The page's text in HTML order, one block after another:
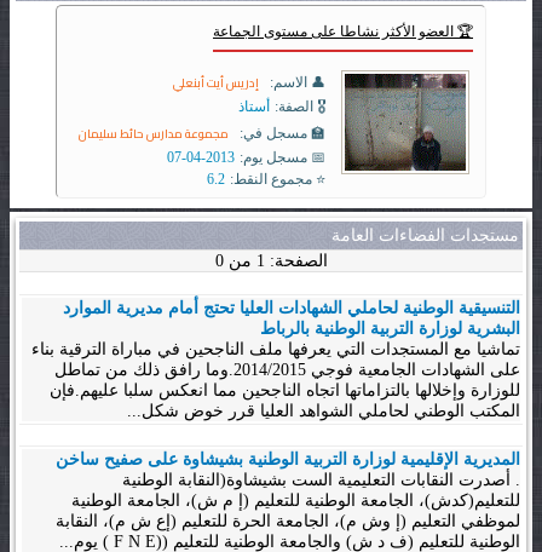
🏆 العضو الأكثر نشاطا على مستوى الجماعة
👤 الاسم: إدريس أيت أبنعلي
🎖️ الصفة: أستاذ
🏫 مسجل في:
مجموعة مدارس حائط سليمان
📅 مسجل يوم: 2013-04-07
⭐ مجموع النقط: 6.2
مستجدات الفضاءات العامة
الصفحة: 1 من 0
التنسيقية الوطنية لحاملي الشهادات العليا تحتج أمام مديرية الموارد
البشرية لوزارة التربية الوطنية بالرباط
تماشيا مع المستجدات التي يعرفها ملف الناجحين في مباراة الترقية بناء
على الشهادات الجامعية فوجي 2014/2015.وما رافق ذلك من تماطل
للوزارة وإخلالها بالتزاماتها اتجاه الناجحين مما انعكس سلبا عليهم.فإن
المكتب الوطني لحاملي الشواهد العليا قرر خوض شكل...
المديرية الإقليمية لوزارة التربية الوطنية بشيشاوة على صفيح ساخن
. أصدرت النقابات التعليمية الست بشيشاوة(النقابة الوطنية
للتعليم(كدش)، الجامعة الوطنية للتعليم (إ م ش)، الجامعة الوطنية
لموظفي التعليم (إ وش م)، الجامعة الحرة للتعليم (إع ش م)، النقابة
الوطنية للتعليم (ف د ش) والجامعة الوطنية للتعليم ((F N E ) يوم...